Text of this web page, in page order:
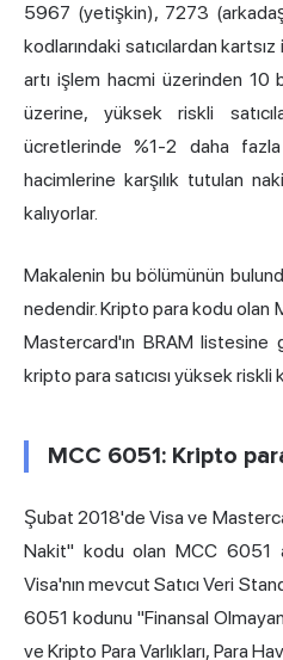
5967 (yetişkin), 7273
kodlarındaki satıcılardan
artı işlem hacmi üzerinden 10
üzerine, yüksek riskli
ücretlerinde %1-2 daha
hacimlerine karşılık tutulan
kalıyorlar.
Makalenin bu bölümünün
nedendir. Kripto para kodu olan
Mastercard'ın BRAM
kripto para satıcısı yüksek
MCC 6051: Kripto
Şubat 2018'de Visa ve
Nakit" kodu olan MCC 6051
Visa'nın mevcut Satıcı Veri
6051 kodunu "Finansal
ve Kripto Para Varlıkları, Para